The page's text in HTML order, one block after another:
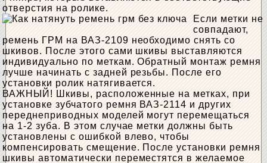
отверстия на ролике.
Если метки не
совпадают,
ремень ГРМ на ВАЗ-2109 необходимо снять со
шкивов. После этого сами шкивы выставляются
индивидуально по меткам. Обратный монтаж ремня
лучше начинать с задней резьбы. После его
установки ролик натягивается.
ВАЖНЫЙ! Шкивы, расположенные на метках, при
установке зубчатого ремня ВАЗ-2114 и других
переднеприводных моделей могут перемещаться
на 1-2 зуба. В этом случае метки должны быть
установлены с ошибкой влево, чтобы
компенсировать смещение. После установки ремня
шкивы автоматически переместятся в желаемое